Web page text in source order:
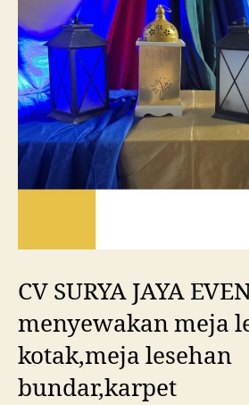
CV SURYA JAYA
menyewakan meja
kotak,meja lesehan
bundar,karpet